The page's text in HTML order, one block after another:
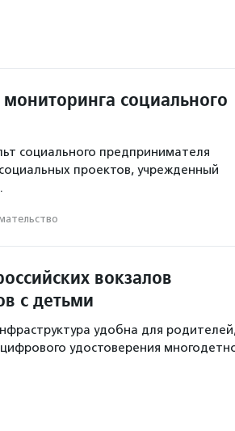
социального
социального предпринимателя
проектов, учрежденный
вокзалов
с детьми
удобна для
удостоверения